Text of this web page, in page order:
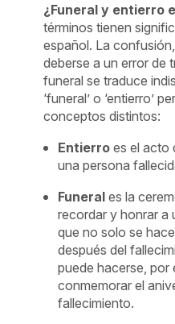
¿Funeral y entierro
términos tienen
español. La
deberse a un error de
funeral se traduce
‘funeral’ o ‘entierro’
conceptos distintos:
Entierroes el acto
una persona
Funerales la
recordar y honrar a
que no solo se
después del
puede hacerse, por
conmemorar el
fallecimiento.